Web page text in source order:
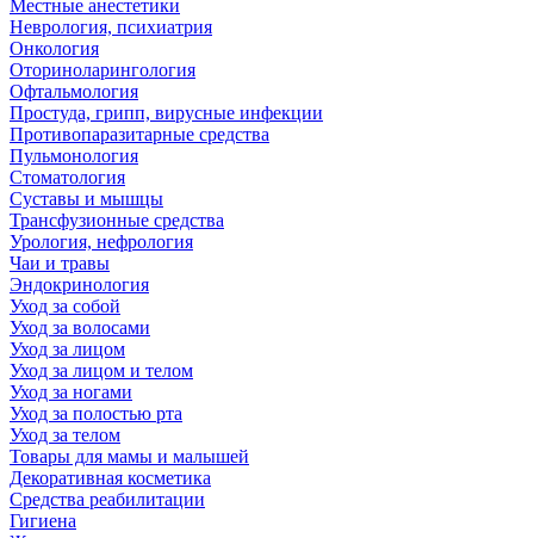
Местные анестетики
Неврология, психиатрия
Онкология
Оториноларингология
Офтальмология
Простуда, грипп, вирусные инфекции
Противопаразитарные средства
Пульмонология
Стоматология
Суставы и мышцы
Трансфузионные средства
Урология, нефрология
Чаи и травы
Эндокринология
Уход за собой
Уход за волосами
Уход за лицом
Уход за лицом и телом
Уход за ногами
Уход за полостью рта
Уход за телом
Товары для мамы и малышей
Декоративная косметика
Средства реабилитации
Гигиена